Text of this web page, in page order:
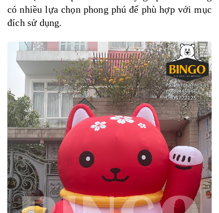
có nhiều lựa chọn phong phú để phù hợp với mục
đích sử dụng.